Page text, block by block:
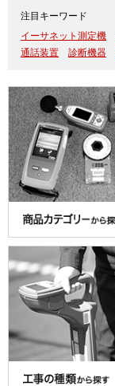
注目キーワード
イーサネット測定機
通話装置
診断機器